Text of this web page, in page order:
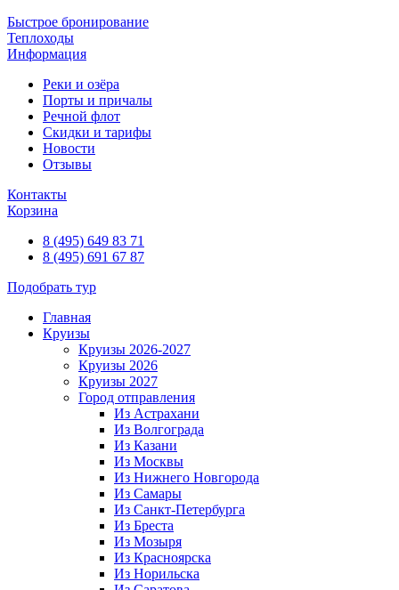
Быстрое бронирование
Теплоходы
Информация
Реки и озёра
Порты и причалы
Речной флот
Скидки и тарифы
Новости
Отзывы
Контакты
Корзина
8 (495) 649 83 71
8 (495) 691 67 87
Подобрать тур
Главная
Круизы
Круизы 2026-2027
Круизы 2026
Круизы 2027
Город отправления
Из Астрахани
Из Волгограда
Из Казани
Из Москвы
Из Нижнего Новгорода
Из Самары
Из Санкт-Петербурга
Из Бреста
Из Мозыря
Из Красноярска
Из Норильска